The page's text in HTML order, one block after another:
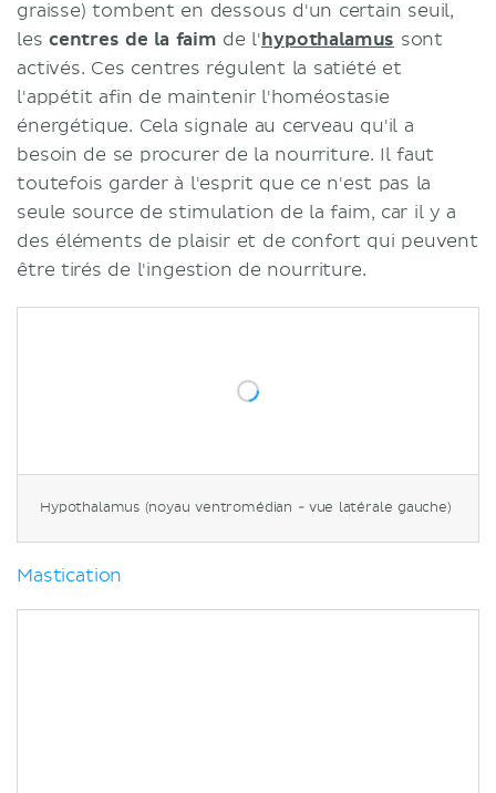
graisse) tombent en dessous d'un certain seuil,
les centres de la faim de l'hypothalamus sont
activés. Ces centres régulent la satiété et
l'appétit afin de maintenir l'homéostasie
énergétique. Cela signale au cerveau qu'il a
besoin de se procurer de la nourriture. Il faut
toutefois garder à l'esprit que ce n'est pas la
seule source de stimulation de la faim, car il y a
des éléments de plaisir et de confort qui peuvent
être tirés de l'ingestion de nourriture.
Hypothalamus (noyau ventromédian - vue latérale gauche)
Mastication